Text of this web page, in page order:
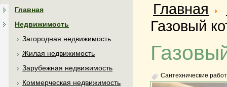
Главная
Недвижимость
Загородная недвижимость
Жилая недвижимость
Зарубежная недвижимость
Коммерческая недвижимость
Главная
Газовый
Сантехнические